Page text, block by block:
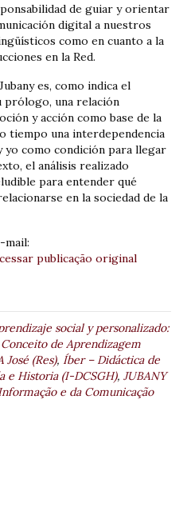
de guiar y orientar
digital a nuestros
como en cuanto a la
en la Red.
es, como indica el
prólogo, una relación
y acción como base de la
tiempo una interdependencia
como condición para llegar
el análisis realizado
para entender qué
en la sociedad de la
mail:
publicação original
social y personalizado:
Conceito de Aprendizagem
José (Res), Íber – Didáctica de
e Historia (I-DCSGH), JUBANY
e da Comunicação